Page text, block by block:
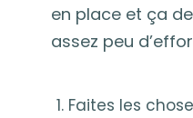
en place et ça
assez peu
Faites les